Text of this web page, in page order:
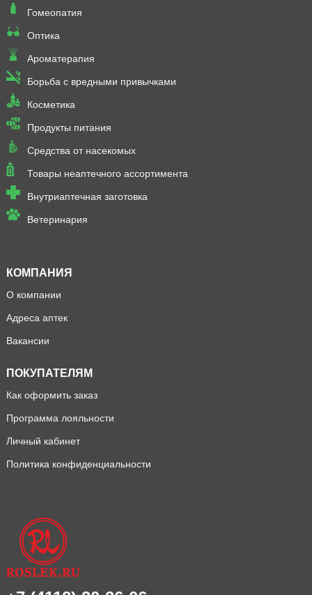
Гомеопатия
Оптика
Ароматерапия
Борьба с вредными привычками
Косметика
Продукты питания
Средства от насекомых
Товары неаптечного ассортимента
Внутриаптечная заготовка
Ветеринария
КОМПАНИЯ
О компании
Адреса аптек
Вакансии
ПОКУПАТЕЛЯМ
Как оформить заказ
Программа лояльности
Личный кабинет
Политика конфиденциальности